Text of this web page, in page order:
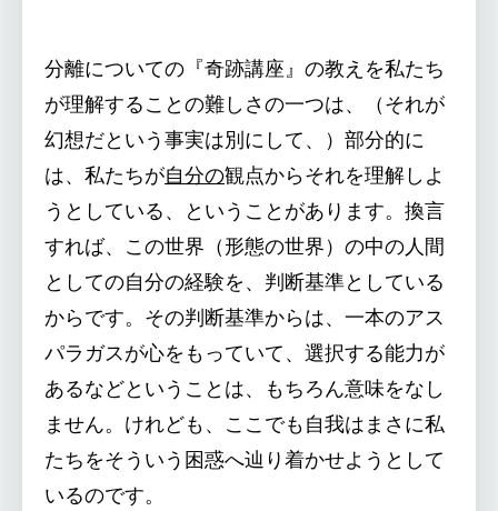
分離についての『奇跡講座』の教えを私たち
が理解することの難しさの一つは、（それが
幻想だという事実は別にして、）部分的に
は、私たちが自分の観点からそれを理解しよ
うとしている、ということがあります。換言
すれば、この世界（形態の世界）の中の人間
としての自分の経験を、判断基準としている
からです。その判断基準からは、一本のアス
パラガスが心をもっていて、選択する能力が
あるなどということは、もちろん意味をなし
ません。けれども、ここでも自我はまさに私
たちをそういう困惑へ辿り着かせようとして
いるのです。